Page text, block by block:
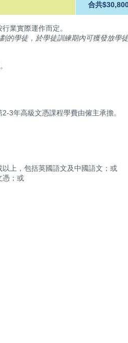
合共
業實際運作而定。
的學徒，於學徒訓練期內可獲發放學
3年高級文憑課程學費由僱主承擔。
上，包括英國語文及中國語文；或
憑；或